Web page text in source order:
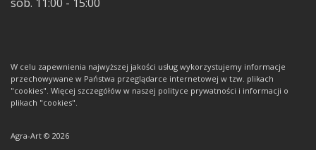
W celu zapewnienia najwyższej jakości usług wykorzystujemy informacje
przechowywane w Państwa przeglądarce internetowej w tzw. plikach
"cookies". Więcej szczegółów w naszej polityce prywatności i informacji o
plikach "cookies".
Agra-Art © 2026